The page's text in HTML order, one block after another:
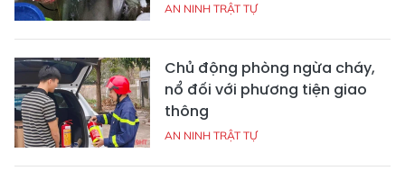
AN NINH TRẬT TỰ
Chủ động phòng ngừa cháy,
nổ đối với phương tiện giao
thông
AN NINH TRẬT TỰ